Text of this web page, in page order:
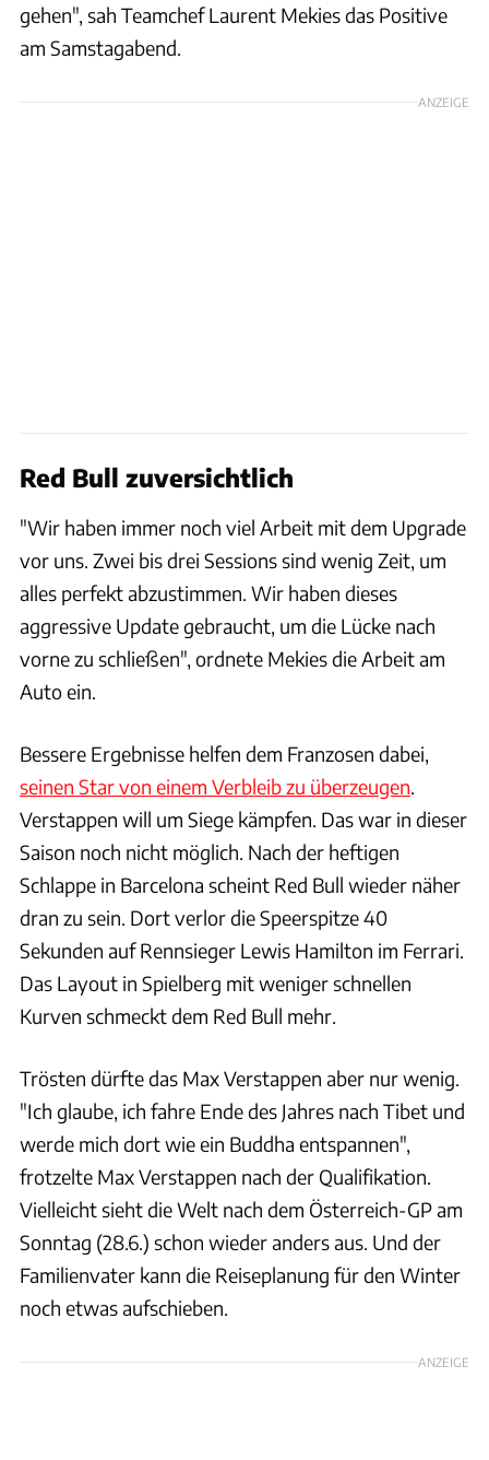
gehen", sah Teamchef Laurent Mekies das Positive
am Samstagabend.
ANZEIGE
Red Bull zuversichtlich
"Wir haben immer noch viel Arbeit mit dem Upgrade
vor uns. Zwei bis drei Sessions sind wenig Zeit, um
alles perfekt abzustimmen. Wir haben dieses
aggressive Update gebraucht, um die Lücke nach
vorne zu schließen", ordnete Mekies die Arbeit am
Auto ein.
Bessere Ergebnisse helfen dem Franzosen dabei,
seinen Star von einem Verbleib zu überzeugen.
Verstappen will um Siege kämpfen. Das war in dieser
Saison noch nicht möglich. Nach der heftigen
Schlappe in Barcelona scheint Red Bull wieder näher
dran zu sein. Dort verlor die Speerspitze 40
Sekunden auf Rennsieger Lewis Hamilton im Ferrari.
Das Layout in Spielberg mit weniger schnellen
Kurven schmeckt dem Red Bull mehr.
Trösten dürfte das Max Verstappen aber nur wenig.
"Ich glaube, ich fahre Ende des Jahres nach Tibet und
werde mich dort wie ein Buddha entspannen",
frotzelte Max Verstappen nach der Qualifikation.
Vielleicht sieht die Welt nach dem Österreich-GP am
Sonntag (28.6.) schon wieder anders aus. Und der
Familienvater kann die Reiseplanung für den Winter
noch etwas aufschieben.
ANZEIGE